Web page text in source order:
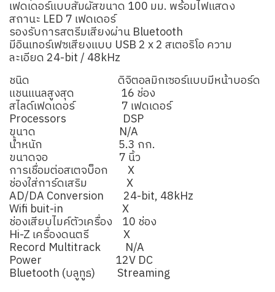
เฟดเดอร์แบบสัมผัสขนาด 100 มม. พร้อมไฟแสดง
สถานะ LED 7 เฟดเดอร์
รองรับการสตรีมเสียงผ่าน Bluetooth
มีอินเทอร์เฟซเสียงแบบ USB 2 x 2 สเตอริโอ ความ
ละเอียด 24-bit / 48kHz
ชนิด ดิจิตอลมิกเซอร์แบบมีหน้าบอร์ด
แชนแนลสูงสุด 16 ช่อง
สไลด์เฟดเดอร์ 7 เฟดเดอร์
Processors DSP
ขนาด N/A
น้ำหนัก 5.3 กก.
ขนาดจอ 7 นิ้ว
การเชื่อมต่อสเตจบ็อก X
ช่องใส่การ์ดเสริม X
AD/DA Conversion 24-bit, 48kHz
Wifi buit-in X
ช่องเสียบไมค์ตัวเครื่อง 10 ช่อง
Hi-Z เครื่องดนตรี X
Record Multitrack N/A
Power 12V DC
Bluetooth (บลูทูธ) Streaming